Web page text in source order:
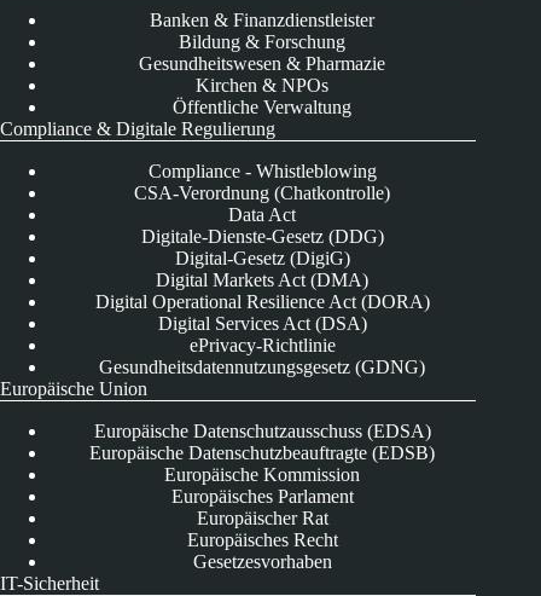
Banken & Finanzdienstleister
Bildung & Forschung
Gesundheitswesen & Pharmazie
Kirchen & NPOs
Öffentliche Verwaltung
Compliance & Digitale Regulierung
Compliance - Whistleblowing
CSA-Verordnung (Chatkontrolle)
Data Act
Digitale-Dienste-Gesetz (DDG)
Digital-Gesetz (DigiG)
Digital Markets Act (DMA)
Digital Operational Resilience Act (DORA)
Digital Services Act (DSA)
ePrivacy-Richtlinie
Gesundheitsdatennutzungsgesetz (GDNG)
Europäische Union
Europäische Datenschutzausschuss (EDSA)
Europäische Datenschutzbeauftragte (EDSB)
Europäische Kommission
Europäisches Parlament
Europäischer Rat
Europäisches Recht
Gesetzesvorhaben
IT-Sicherheit